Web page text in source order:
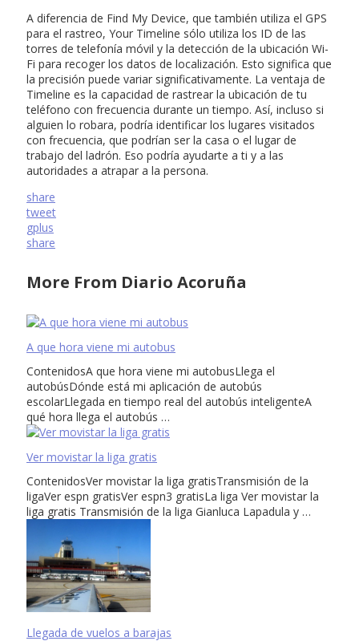
A diferencia de Find My Device, que también utiliza el GPS
para el rastreo, Your Timeline sólo utiliza los ID de las
torres de telefonía móvil y la detección de la ubicación Wi-
Fi para recoger los datos de localización. Esto significa que
la precisión puede variar significativamente. La ventaja de
Timeline es la capacidad de rastrear la ubicación de tu
teléfono con frecuencia durante un tiempo. Así, incluso si
alguien lo robara, podría identificar los lugares visitados
con frecuencia, que podrían ser la casa o el lugar de
trabajo del ladrón. Eso podría ayudarte a ti y a las
autoridades a atrapar a la persona.
share
tweet
gplus
share
More From Diario Acoruña
A que hora viene mi autobus
ContenidosA que hora viene mi autobusLlega el
autobúsDónde está mi aplicación de autobús
escolarLlegada en tiempo real del autobús inteligenteA
qué hora llega el autobús …
Ver movistar la liga gratis
ContenidosVer movistar la liga gratisTransmisión de la
ligaVer espn gratisVer espn3 gratisLa liga Ver movistar la
liga gratis Transmisión de la liga Gianluca Lapadula y …
Llegada de vuelos a barajas